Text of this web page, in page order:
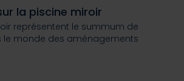
la piscine miroir
représentent le summum de
le monde des aménagements